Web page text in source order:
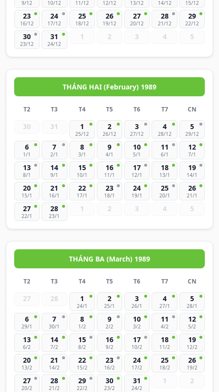
9/12 10/12 11/12 12/12 13/12 14/12 15/12
23
16/12
24
17/12
25
18/12
26
19/12
27
20/12
28
21/12
29
22/12
30
23/12
31
24/12
1 2 3 4 5
THÁNG HAI (February) 1989
T2 T3 T4 T5 T6 T7 CN
30 31 1
25/12
2
26/12
3
27/12
4
28/12
5
29/12
6
1/1
7
2/1
8
3/1
9
4/1
10
5/1
11
6/1
12
7/1
13
8/1
14
9/1
15
10/1
16
11/1
17
12/1
18
13/1
19
14/1
20
15/1
21
16/1
22
17/1
23
18/1
24
19/1
25
20/1
26
21/1
27
22/1
28
23/1
1 2 3 4 5
THÁNG BA (March) 1989
T2 T3 T4 T5 T6 T7 CN
27 28 1
24/1
2
25/1
3
26/1
4
27/1
5
28/1
6
29/1
7
30/1
8
1/2
9
2/2
10
3/2
11
4/2
12
5/2
13
6/2
14
7/2
15
8/2
16
9/2
17
10/2
18
11/2
19
12/2
20
13/2
21
14/2
22
15/2
23
16/2
24
17/2
25
18/2
26
19/2
27
20/2
28
21/2
29
22/2
30
23/2
31
24/2
1 2